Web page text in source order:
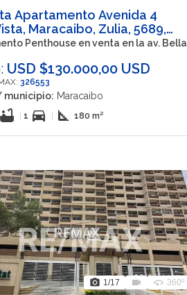
Apartamento Avenida 4
Maracaibo, Zulia, 5689,
Penthouse en venta en la av. Bella
USD $130.000,00 USD
326553
municipio: Maracaibo
bathtub | 1 directions_car | square_foot 180 m²
photo_camera 1/17 videocam 360 360º